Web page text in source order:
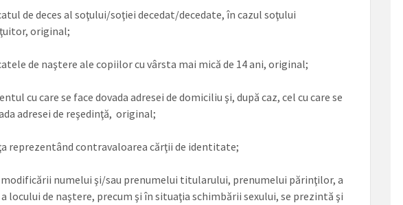
de deces al soţului/soţiei decedat/decedate, în cazul soţului
original;
de naştere ale copiilor cu vârsta mai mică de 14 ani, original;
cu care se face dovada adresei de domiciliu şi, după caz, cel cu care se
adresei de reşedinţă, original;
reprezentând contravaloarea cărţii de identitate;
numelui şi/sau prenumelui titularului, prenumelui părinţilor, a
locului de naştere, precum şi în situaţia schimbării sexului, se prezintă şi